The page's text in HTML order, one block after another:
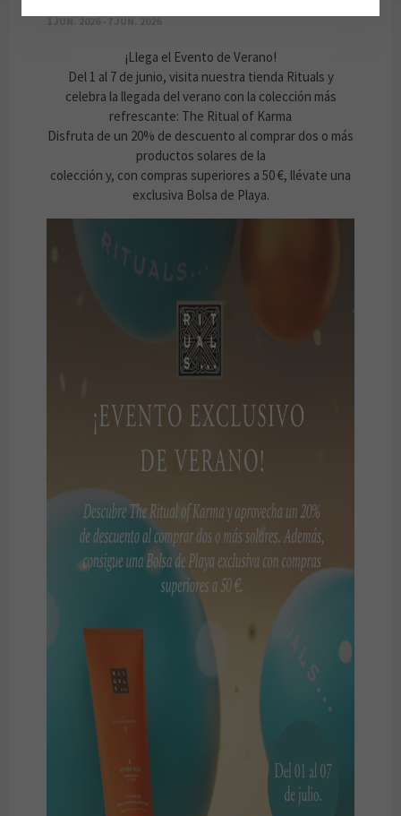
¡Llega el Evento de Verano!
Del 1 al 7 de junio, visita nuestra tienda Rituals y
celebra la llegada del verano con la colección más
refrescante: The Ritual of Karma
Disfruta de un 20% de descuento al comprar dos o más
productos solares de la
colección y, con compras superiores a 50 €, llévate una
exclusiva Bolsa de Playa.